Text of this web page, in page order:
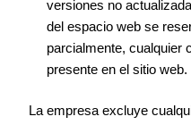
versiones no
del espacio web se
parcialmente, cualquier
presente en el sitio web.
La empresa excluye